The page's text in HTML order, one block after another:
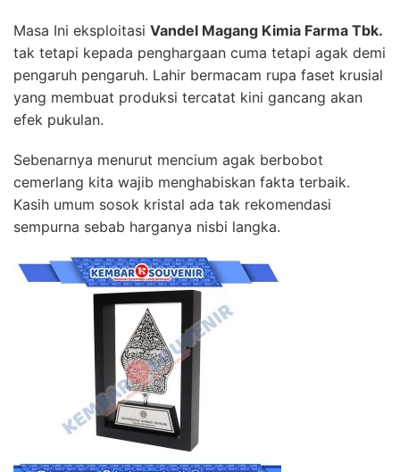
Masa Ini eksploitasi Vandel Magang Kimia Farma Tbk.
tak tetapi kepada penghargaan cuma tetapi agak demi
pengaruh pengaruh. Lahir bermacam rupa faset krusial
yang membuat produksi tercatat kini gancang akan
efek pukulan.
Sebenarnya menurut mencium agak berbobot
cemerlang kita wajib menghabiskan fakta terbaik.
Kasih umum sosok kristal ada tak rekomendasi
sempurna sebab harganya nisbi langka.